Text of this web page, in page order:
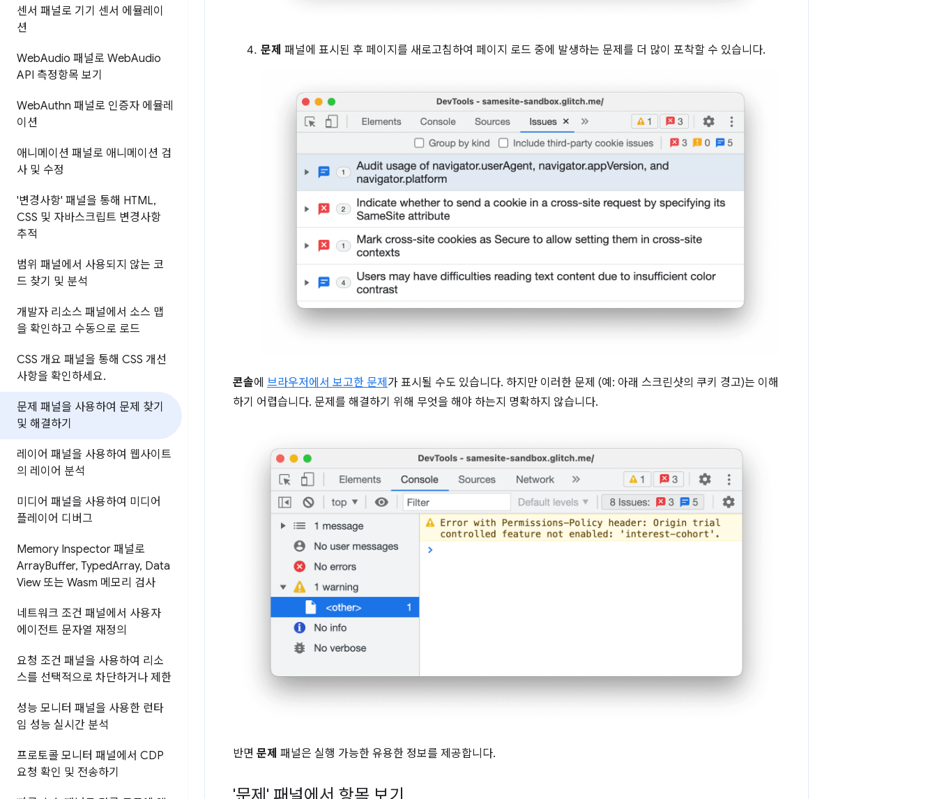
센서 패널로 기기 센서 에뮬레이
션
WebAudio 패널로 WebAudio
API 측정항목 보기
WebAuthn 패널로 인증자 에뮬레
이션
애니메이션 패널로 애니메이션 검
사 및 수정
'변경사항' 패널을 통해 HTML,
CSS 및 자바스크립트 변경사항
추적
범위 패널에서 사용되지 않는 코
드 찾기 및 분석
개발자 리소스 패널에서 소스 맵
을 확인하고 수동으로 로드
CSS 개요 패널을 통해 CSS 개선
사항을 확인하세요.
문제 패널을 사용하여 문제 찾기
및 해결하기
레이어 패널을 사용하여 웹사이트
의 레이어 분석
미디어 패널을 사용하여 미디어
플레이어 디버그
Memory Inspector 패널로
ArrayBuffer, TypedArray, Data
View 또는 Wasm 메모리 검사
네트워크 조건 패널에서 사용자
에이전트 문자열 재정의
요청 조건 패널을 사용하여 리소
스를 선택적으로 차단하거나 제한
성능 모니터 패널을 사용한 런타
임 성능 실시간 분석
프로토콜 모니터 패널에서 CDP
요청 확인 및 전송하기
문제 패널에 표시된 후 페이지를 새로고침하여 페이지 로드 중에 발생하는 문제를 더 많이 포착할 수 있습니다.
콘솔에 브라우저에서 보고한 문제 가 표시될 수도 있습니다. 하지만 이러한 문제 (예: 아래 스크린샷의 쿠키 경고)는 이해
하기 어렵습니다. 문제를 해결하기 위해 무엇을 해야 하는지 명확하지 않습니다.
반면 문제 패널은 실행 가능한 유용한 정보를 제공합니다.